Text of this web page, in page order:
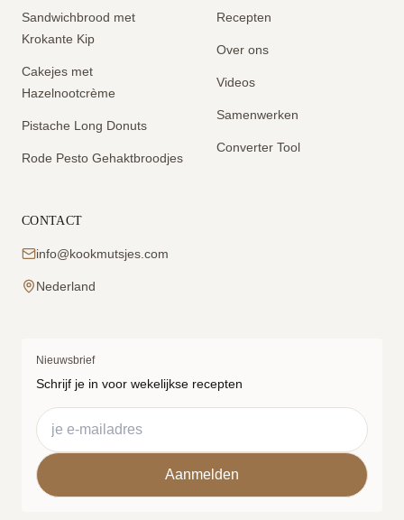
Sandwichbrood met
Krokante Kip
Cakejes met
Hazelnootcrème
Pistache Long Donuts
Rode Pesto Gehaktbroodjes
Recepten
Over ons
Videos
Samenwerken
Converter Tool
CONTACT
info@kookmutsjes.com
Nederland
Nieuwsbrief
Schrijf je in voor wekelijkse recepten